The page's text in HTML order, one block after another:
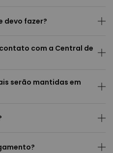
devo fazer?
com a Central de
serão mantidas em